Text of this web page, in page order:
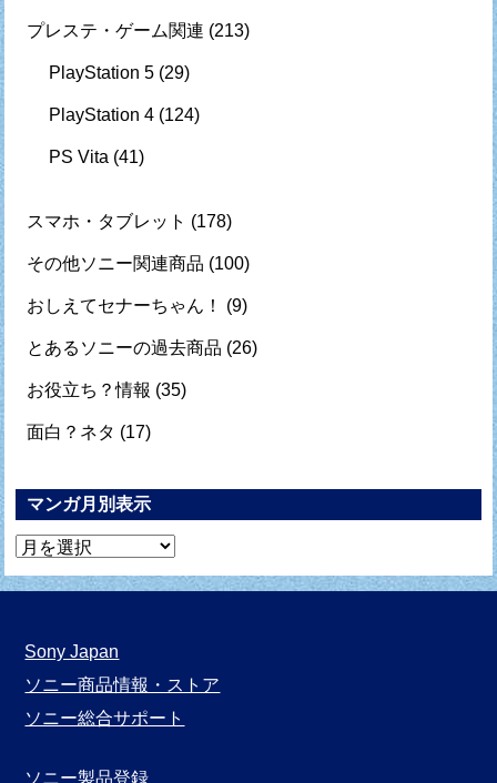
プレステ・ゲーム関連 (213)
PlayStation 5 (29)
PlayStation 4 (124)
PS Vita (41)
スマホ・タブレット (178)
その他ソニー関連商品 (100)
おしえてセナーちゃん！ (9)
とあるソニーの過去商品 (26)
お役立ち？情報 (35)
面白？ネタ (17)
マンガ月別表示
マ
ン
月
別
表
Sony Japan
ソニー商品情報・ストア
ソニー総合サポート
ソニー製品登録